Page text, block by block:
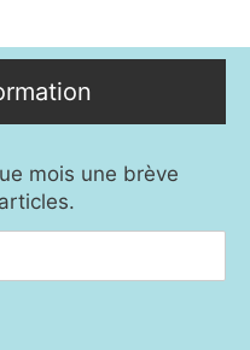
mois une brève